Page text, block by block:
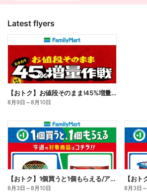
Latest flyers
【おトク】お値段そのまま!45%増量作戦!
8月9日 ～8月10日
【おトク】1個買うと1個もらえる/アイス
8月3日 ～8月10日 8月3日 ～